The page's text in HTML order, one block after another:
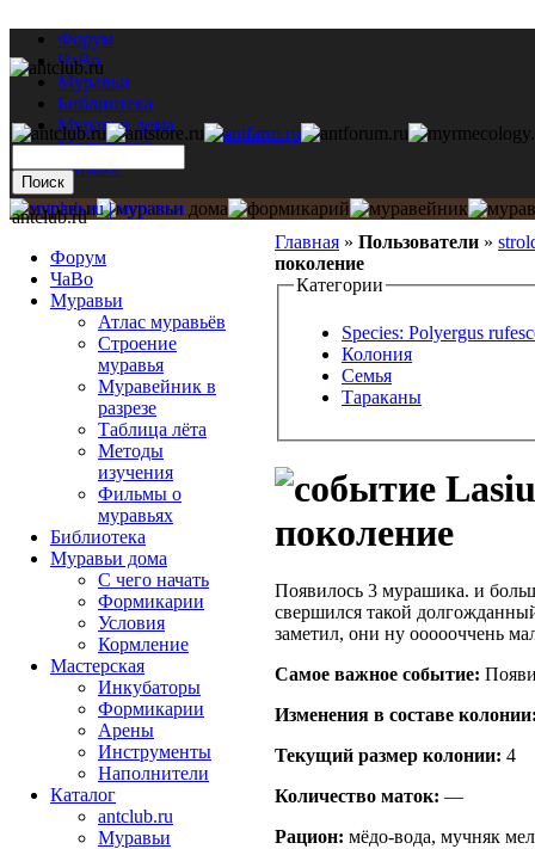
Форум
ЧаВо
Муравьи
Библиотека
Муравьи дома
Мастерская
Каталог
Главная » Пользователи »
поколение
Категории
Species: Polyergus
Колония
Семья
Тараканы
поколение
Появилось 3 мурашика. и
свершился такой
заметил, они ну оооооччень
Самое важное событие:
Изменения в составе
Текущий размер кoлонии: 4
Количество маток: —
Рацион: мёдо-вода, мучняк
antclub.ru
Форум
ЧаВо
Муравьи
Атлас муравьёв
Строение
муравья
Муравейник в
разрезе
Таблица лёта
Методы
изучения
Фильмы о
муравьях
Библиотека
Муравьи дома
С чего начать
Формикарии
Условия
Кормление
Мастерская
Инкубаторы
Формикарии
Арены
Инструменты
Наполнители
Каталог
antclub.ru
Муравьи